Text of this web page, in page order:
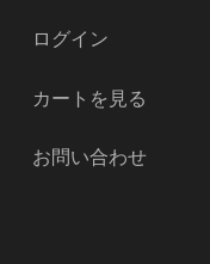
ログイン
カートを見る
お問い合わせ